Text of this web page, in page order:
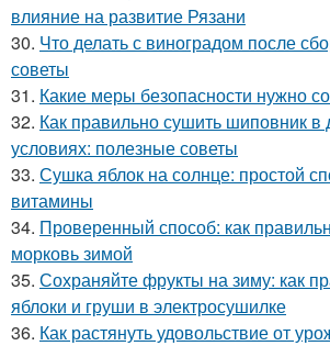
влияние на развитие Рязани
30. Что делать с виноградом после
советы
31. Какие меры безопасности нужно
32. Как правильно сушить шиповник
условиях: полезные советы
33. Сушка яблок на солнце: простой
витамины
34. Проверенный способ: как
морковь зимой
35. Сохраняйте фрукты на зиму: как
яблоки и груши в электросушилке
36. Как растянуть удовольствие от